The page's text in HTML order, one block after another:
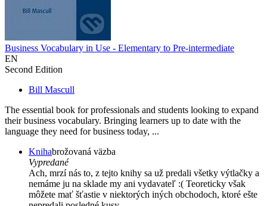
Business Vocabulary in Use - Elementary to Pre-intermediate
EN
Second Edition
Bill Mascull
The essential book for professionals and students looking to expand
their business vocabulary. Bringing learners up to date with the
language they need for business today, ...
Knihabrožovaná väzba
Vypredané
Ach, mrzí nás to, z tejto knihy sa už predali všetky výtlačky a
nemáme ju na sklade my ani vydavateľ :( Teoreticky však
môžete mať šťastie v niektorých iných obchodoch, ktoré ešte